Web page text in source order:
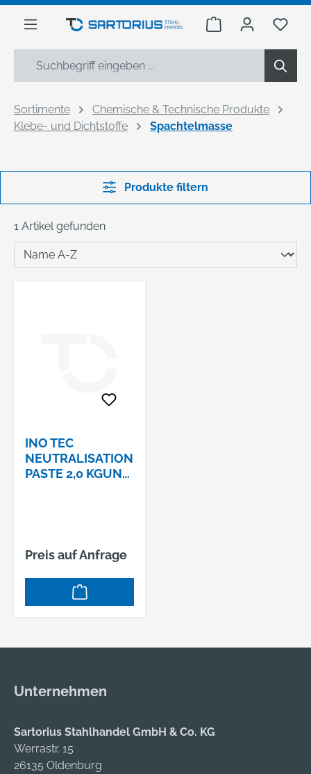
springen
Warenkorb Du
Sortimente
Chemische & Technische Produkte
Klebe- und Dichtstoffe
Spachtelmasse
Produkte filtern
1 Artikel gefunden
INO TEC
NEUTRALISATION
PASTE 2,0 KGUN
Preis auf Anfrage
Unternehmen
Sartorius Stahlhandel GmbH & Co. KG
Werrastr. 15
26135 Oldenburg